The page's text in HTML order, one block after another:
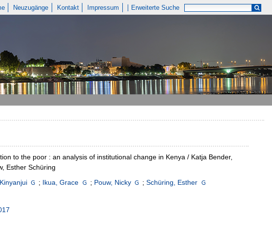
Neuzugänge Kontakt Impressum Erweiterte Suche
to the poor : an analysis of institutional change in Kenya / Katja Bender,
Esther Schüring
; Ikua, Grace ; Pouw, Nicky ; Schüring, Esther